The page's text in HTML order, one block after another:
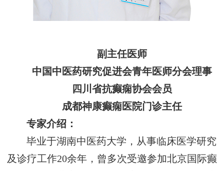
副主任医师
中国中医药研究促进会青年医师分会理事
四川省抗癫痫协会会员
成都神康癫痫医院门诊主任
专家介绍：
毕业于湖南中医药大学，从事临床医学研究
及诊疗工作20余年，曾多次受邀参加北京国际癫